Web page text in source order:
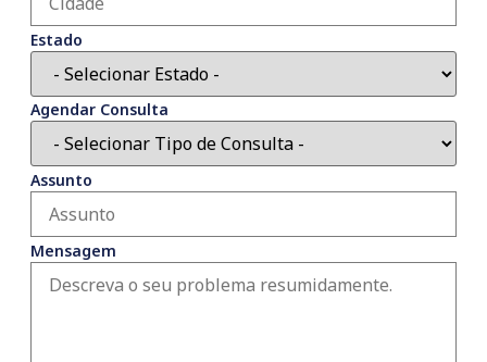
Estado
Agendar Consulta
Assunto
Mensagem